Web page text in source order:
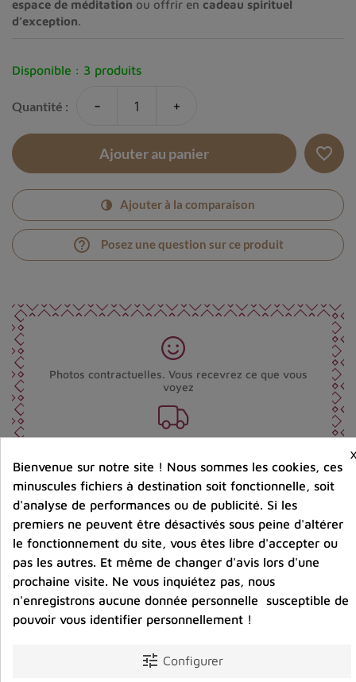
espace de méditation ou offrir en cadeau spirituel
d’exception.
Disponible : 3 produits
Quantité : - +
Ajouter au panier favorite_border
Ajouter à la comparaison
help_outline Posez une question sur ce produit
Photos contractuelles. Vous recevrez ce que vous
voyez
Entreprise éco-responsable.
Bijoux argent fabriqués sans émission de gaz
carbonique
Partager :
Détails du produit Avis clients
Bienvenue sur notre site ! Nous sommes les cookies, ces
minuscules fichiers à destination soit fonctionnelle, soit
d'analyse de performances ou de publicité. Si les
premiers ne peuvent être désactivés sous peine d'altérer
le fonctionnement du site, vous êtes libre d'accepter ou
pas les autres. Et même de changer d'avis lors d'une
prochaine visite. Ne vous inquiétez pas, nous
n'enregistrons aucune donnée personnelle susceptible de
pouvoir vous identifier personnellement !
tune Configurer